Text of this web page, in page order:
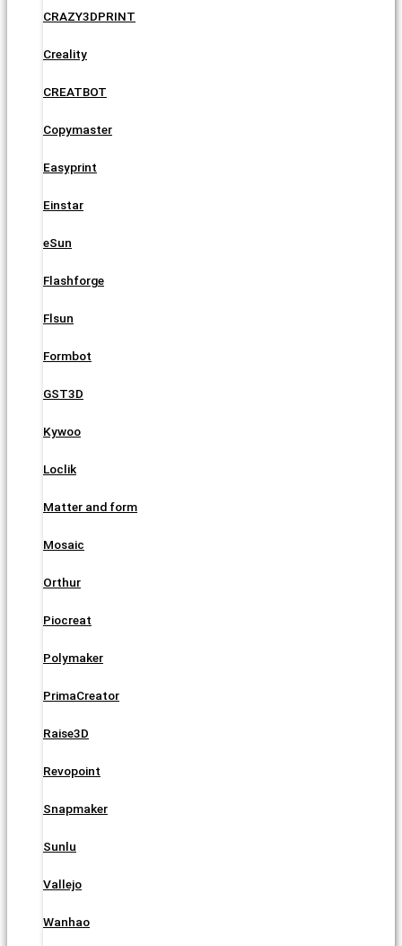
CRAZY3DPRINT
Creality
CREATBOT
Copymaster
Easyprint
Einstar
eSun
Flashforge
Flsun
Formbot
GST3D
Kywoo
Loclik
Matter and form
Mosaic
Orthur
Piocreat
Polymaker
PrimaCreator
Raise3D
Revopoint
Snapmaker
Sunlu
Vallejo
Wanhao